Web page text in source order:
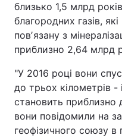
близько 1,5 млрд
благородних газів,
повʼязану з
приблизно 2,64 млрд
"У 2016 році вони
до трьох кілометрів -
становить приблизно
вони повідомили на
геофізичного союзу в